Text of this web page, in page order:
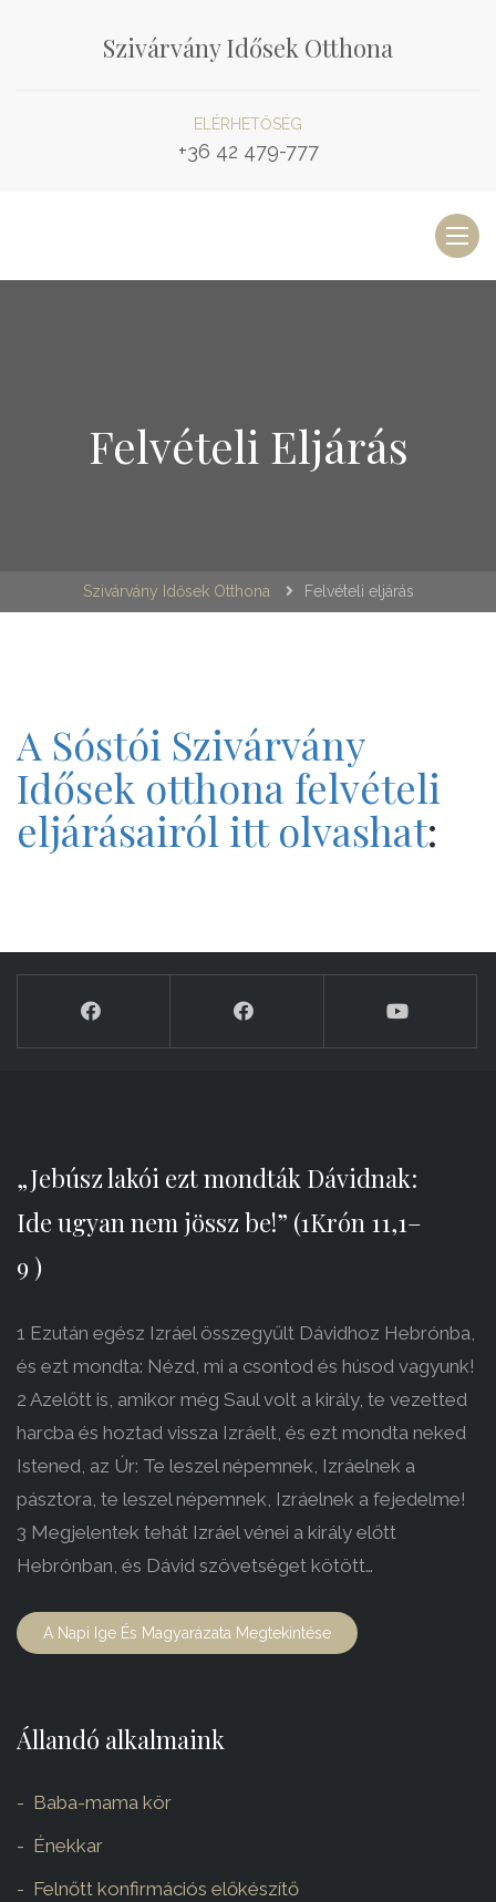
Szivárvány Idősek Otthona
ELÉRHETŐSÉG
+36 42 479-777
Felvételi Eljárás
Szivárvány Idősek Otthona Felvételi eljárás
A Sóstói Szivárvány
Idősek otthona felvételi
eljárásairól itt olvashat:
„Jebúsz lakói ezt mondták Dávidnak:
Ide ugyan nem jössz be!” (1Krón 11,1–
9 )
1 Ezután egész Izráel összegyűlt Dávidhoz Hebrónba,
és ezt mondta: Nézd, mi a csontod és húsod vagyunk!
2 Azelőtt is, amikor még Saul volt a király, te vezetted
harcba és hoztad vissza Izráelt, és ezt mondta neked
Istened, az Úr: Te leszel népemnek, Izráelnek a
pásztora, te leszel népemnek, Izráelnek a fejedelme!
3 Megjelentek tehát Izráel vénei a király előtt
Hebrónban, és Dávid szövetséget kötött…
A Napi Ige És Magyarázata Megtekintése
Állandó alkalmaink
Baba-mama kör
Énekkar
Felnőtt konfirmációs előkészítő